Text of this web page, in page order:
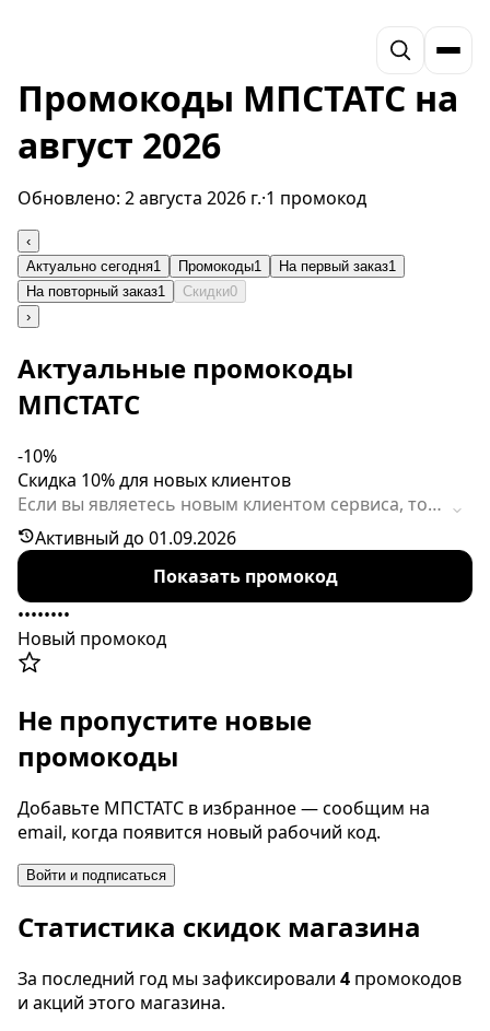
Промокоды МПСТАТС на
август 2026
Обновлено: 2 августа 2026 г.·1 промокод
‹
Актуально сегодня1 Промокоды1 На первый заказ1
На повторный заказ1 Скидки0
›
Актуальные промокоды
МПСТАТС
-10%
Скидка 10% для новых клиентов
Если вы являетесь новым клиентом сервиса, то у
вас есть возможность сэкономить при
совершении покупки (любой тариф и срок) с
помощью промокода. Однако следует обратить
внимание на то, что акция может завершиться
досрочно.
Активный до 01.09.2026
Показать промокод
••••••••
Новый промокод
Не пропустите новые
промокоды
Добавьте МПСТАТС в избранное — сообщим на
email, когда появится новый рабочий код.
Войти и подписаться
Статистика скидок магазина
За последний год мы зафиксировали 4 промокодов
и акций этого магазина.